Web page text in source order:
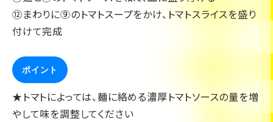
⑫まわりに⑨のトマトスープをかけ、トマトスライスを盛り
付けて完成
ポイント
★トマトによっては、麺に絡める濃厚トマトソースの量を増
やして味を調整してください